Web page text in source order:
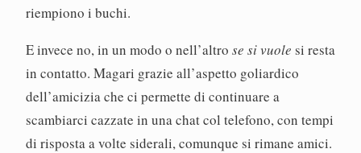
riempiono i buchi.
E invece no, in un modo o nell’altro se si vuole si resta
in contatto. Magari grazie all’aspetto goliardico
dell’amicizia che ci permette di continuare a
scambiarci cazzate in una chat col telefono, con tempi
di risposta a volte siderali, comunque si rimane amici.